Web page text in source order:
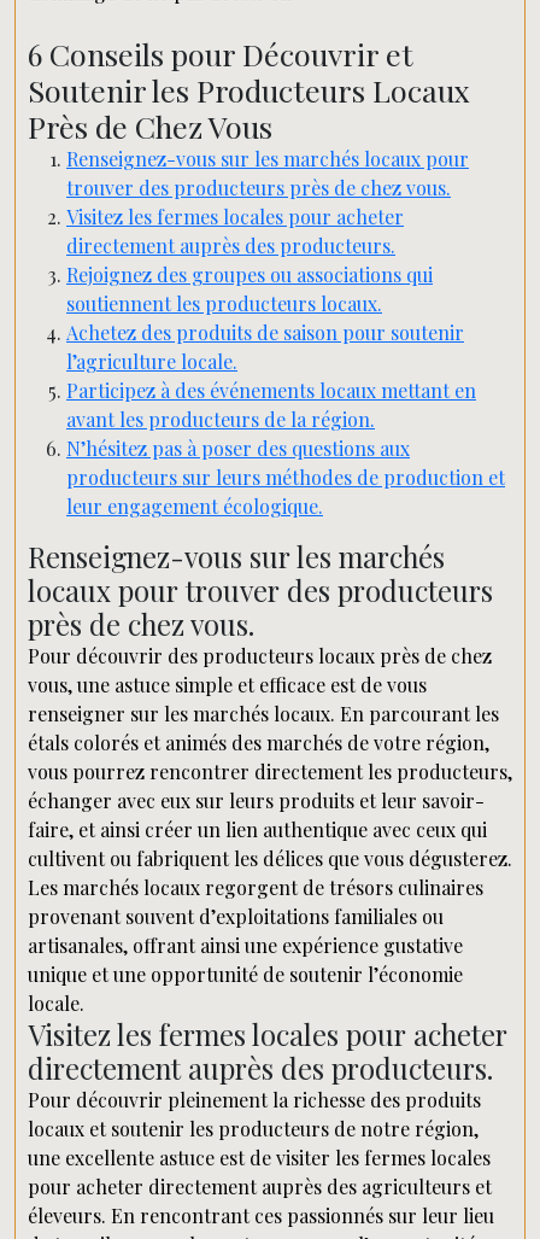
6 Conseils pour Découvrir et
Soutenir les Producteurs Locaux
Près de Chez Vous
Renseignez-vous sur les marchés locaux pour
trouver des producteurs près de chez vous.
Visitez les fermes locales pour acheter
directement auprès des producteurs.
Rejoignez des groupes ou associations qui
soutiennent les producteurs locaux.
Achetez des produits de saison pour soutenir
l’agriculture locale.
Participez à des événements locaux mettant en
avant les producteurs de la région.
N’hésitez pas à poser des questions aux
producteurs sur leurs méthodes de production et
leur engagement écologique.
Renseignez-vous sur les marchés
locaux pour trouver des producteurs
près de chez vous.
Pour découvrir des producteurs locaux près de chez
vous, une astuce simple et efficace est de vous
renseigner sur les marchés locaux. En parcourant les
étals colorés et animés des marchés de votre région,
vous pourrez rencontrer directement les producteurs,
échanger avec eux sur leurs produits et leur savoir-
faire, et ainsi créer un lien authentique avec ceux qui
cultivent ou fabriquent les délices que vous dégusterez.
Les marchés locaux regorgent de trésors culinaires
provenant souvent d’exploitations familiales ou
artisanales, offrant ainsi une expérience gustative
unique et une opportunité de soutenir l’économie
locale.
Visitez les fermes locales pour acheter
directement auprès des producteurs.
Pour découvrir pleinement la richesse des produits
locaux et soutenir les producteurs de notre région,
une excellente astuce est de visiter les fermes locales
pour acheter directement auprès des agriculteurs et
éleveurs. En rencontrant ces passionnés sur leur lieu